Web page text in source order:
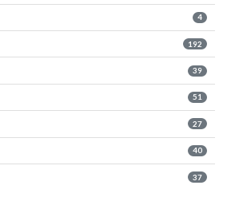
4
192
39
51
27
40
37